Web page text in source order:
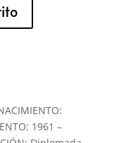
1961 –